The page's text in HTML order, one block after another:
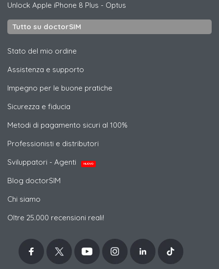
Unlock Apple iPhone 8 Plus - Optus
Tutto su doctorSIM
Stato del mio ordine
Assistenza e supporto
Impegno per le buone pratiche
Sicurezza e fiducia
Metodi di pagamento sicuri al 100%
Professionisti e distributori
Sviluppatori - Agenti
NUOVO
Blog doctorSIM
Chi siamo
Oltre 25.000 recensioni reali!